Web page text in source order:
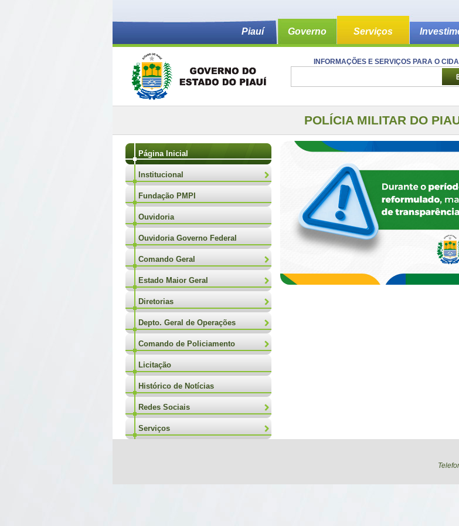
Piauí Governo Serviços
INFORMAÇÕES E SERVIÇOS PARA O
POLÍCIA MILITAR DO
Página Inicial
Institucional
Fundação PMPI
Ouvidoria
Ouvidoria Governo Federal
Comando Geral
Estado Maior Geral
Diretorias
Depto. Geral de Operações
Comando de Policiamento
Licitação
Histórico de Notícias
Redes Sociais
Serviços